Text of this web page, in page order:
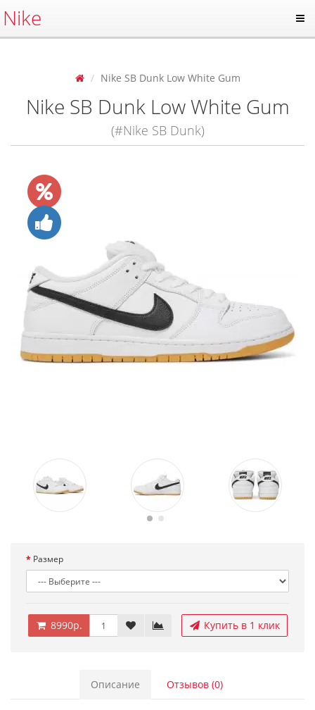
Nike
Nike SB Dunk Low White Gum
Nike SB Dunk Low White Gum
(#Nike SB Dunk)
Размер
8990р. Купить в 1 клик
Описание Отзывов (0)